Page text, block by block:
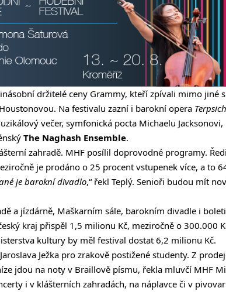
držitelé ceny Grammy, kteří zpívali mimo jiné s
Na festivalu zazní i barokní opera
večer, symfonická pocta Michaelu Jacksonovi,
The Naghash Ensemble.
zahradě. MHF posílil doprovodné programy.
je prodáno o 25 procent vstupenek více, a to
je barokní divadlo,“ řekl Teplý. Senioři budou mít
a jízdárně, Maškarním sále, barokním divadle i
kraj přispěl 1,5 milionu Kč, meziročně o 300.000
kultury by měl festival dostat 6,2 milionu Kč.
Ježka pro zrakově postižené studenty. Z
jdou na noty v Braillově písmu, řekla mluvčí MHF
i v klášterních zahradách, na náplavce či v